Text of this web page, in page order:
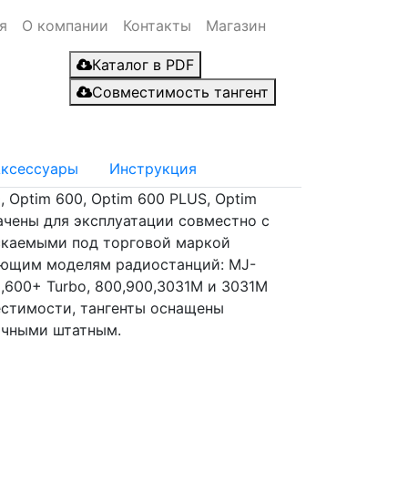
О компании Контакты Магазин
Каталог в PDF
Совместимость тангент
Инструкция
600, Optim 600 PLUS, Optim
для эксплуатации совместно с
под торговой маркой
моделям радиостанций: MJ-
Turbo, 800,900,3031M и 3031M
тангенты оснащены
штатным.